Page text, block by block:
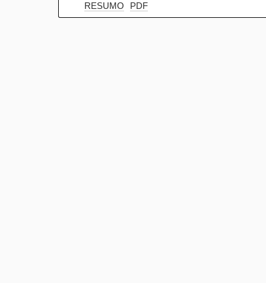
RESUMO PDF